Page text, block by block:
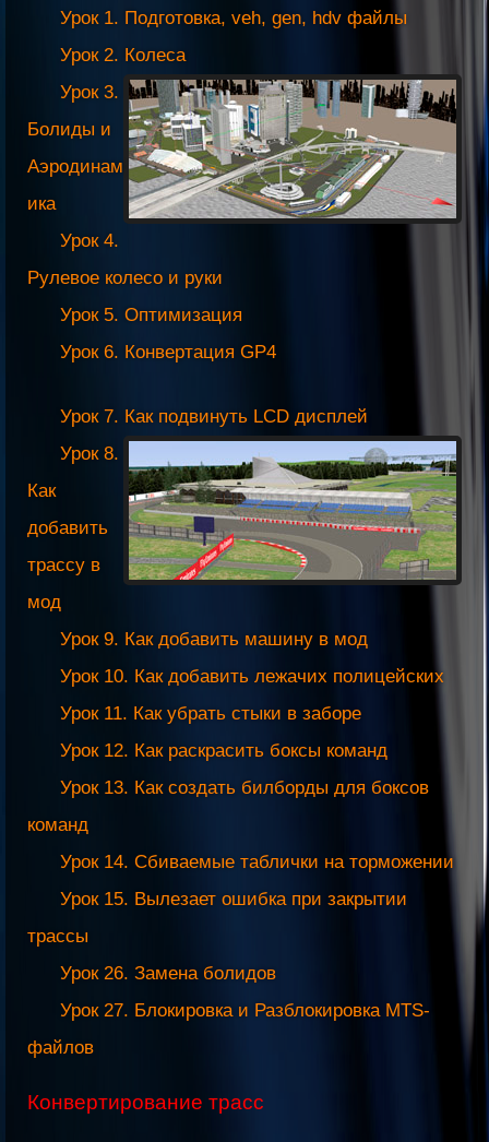
Урок 1. Подготовка, veh, gen, hdv файлы
Урок 2. Колеса
Урок 3.
Болиды и
Аэродинам
ика
Урок 4.
Рулевое колесо и руки
Урок 5. Оптимизация
Урок 6. Конвертация GP4
Урок 7. Как подвинуть LCD дисплей
Урок 8.
Как
добавить
трассу в
мод
Урок 9. Как добавить машину в мод
Урок 10. Как добавить лежачих полицейских
Урок 11. Как убрать стыки в заборе
Урок 12. Как раскрасить боксы команд
Урок 13. Как создать билборды для боксов
команд
Урок 14. Сбиваемые таблички на торможении
Урок 15. Вылезает ошибка при закрытии
трассы
Урок 26. Замена болидов
Урок 27. Блокировка и Разблокировка MTS-
файлов
Конвертирование трасс